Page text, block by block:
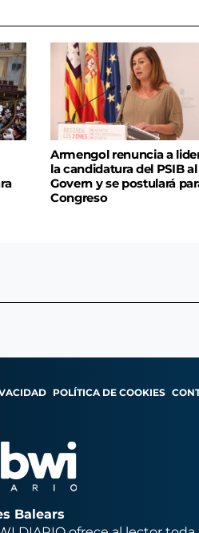
Armengol renuncia a
la candidatura del PSIB al
Govern y se postulará
Congreso
POLÍTICA DE COOKIES
Balears